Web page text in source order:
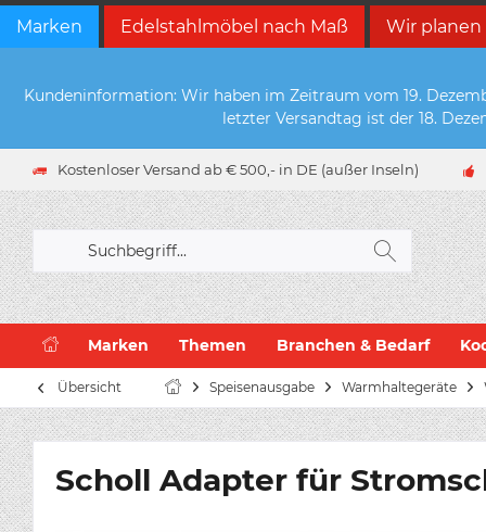
Marken Edelstahlmöbel nach Maß Wir planen
Kundeninformation: Wir haben im Zeitraum vom 19.
letzter Versandtag ist der 18.
Kostenloser Versand ab € 500,- in DE (außer Inseln)
Marken Themen Branchen & Bedarf
Übersicht Speisenausgabe Warmhaltegeräte
Scholl Adapter für